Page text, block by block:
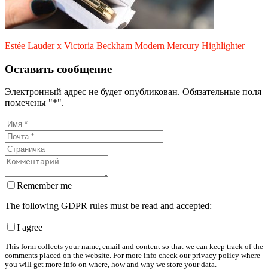
Estée Lauder x Victoria Beckham Modern Mercury Highlighter
Оставить сообщение
Электронный адрес не будет опубликован. Обязательные поля
помечены "*".
Remember me
The following GDPR rules must be read and accepted:
I agree
This form collects your name, email and content so that we can keep track of the
comments placed on the website. For more info check our privacy policy where
you will get more info on where, how and why we store your data.